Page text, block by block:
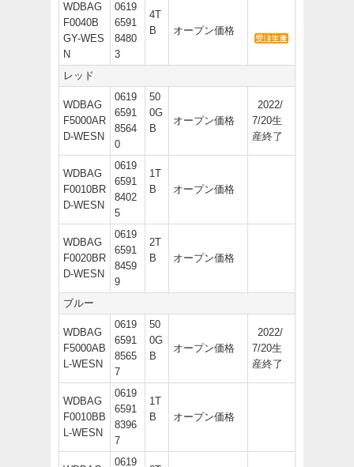
WDBAG
F0040B
GY-WES
N
0619
6591
8480
3
4T
B
オープン価格
レッド
WDBAG
F5000AR
D-WESN
0619
6591
8564
0
50
0G
B
オープン価格
2022/
7/20生
産終了
WDBAG
F0010BR
D-WESN
0619
6591
8402
5
1T
B
オープン価格
WDBAG
F0020BR
D-WESN
0619
6591
8459
9
2T
B
オープン価格
ブルー
WDBAG
F5000AB
L-WESN
0619
6591
8565
7
50
0G
B
オープン価格
2022/
7/20生
産終了
WDBAG
F0010BB
L-WESN
0619
6591
8396
7
1T
B
オープン価格
0619